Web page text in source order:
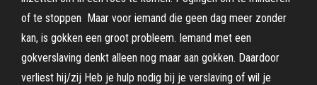
of te stoppen Maar voor iemand die geen dag meer zonder
kan, is gokken een groot probleem. Iemand met een
gokverslaving denkt alleen nog maar aan gokken. Daardoor
verliest hij/zij Heb je hulp nodig bij je verslaving of wil je